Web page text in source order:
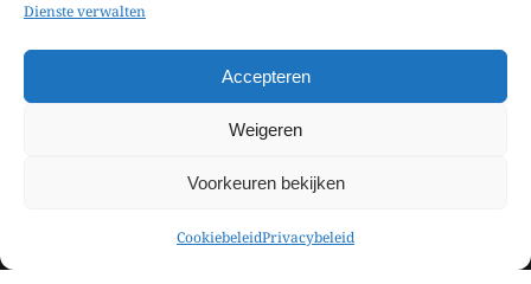
Dienste verwalten
Accepteren
Weigeren
Voorkeuren bekijken
CookiebeleidPrivacybeleid
Hoofdmenu